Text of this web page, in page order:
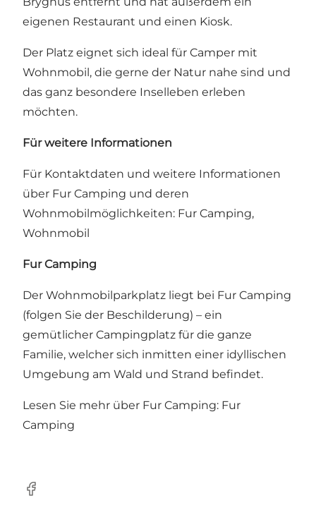
eigenen Restaurant und einen Kiosk.
Der Platz eignet sich ideal für Camper mit
Wohnmobil, die gerne der Natur nahe sind und
das ganz besondere Inselleben erleben
möchten.
Für weitere Informationen
Für Kontaktdaten und weitere Informationen
über Fur Camping und deren
Wohnmobilmöglichkeiten: Fur Camping,
Wohnmobil
Fur Camping
Der Wohnmobilparkplatz liegt bei Fur Camping
(folgen Sie der Beschilderung) – ein
gemütlicher Campingplatz für die ganze
Familie, welcher sich inmitten einer idyllischen
Umgebung am Wald und Strand befindet.
Lesen Sie mehr über Fur Camping: Fur
Camping
Facebook